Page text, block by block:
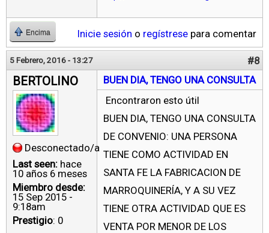
Encima Inicie sesión o regístrese para comentar
5 Febrero, 2016 - 13:27 #8
BERTOLINO
Desconectado/a
Last seen: hace
10 años 6 meses
Miembro desde:
15 Sep 2015 -
9:18am
Prestigio: 0
BUEN DIA, TENGO UNA CONSULTA
Encontraron esto útil
BUEN DIA, TENGO UNA CONSULTA
DE CONVENIO: UNA PERSONA
TIENE COMO ACTIVIDAD EN
SANTA FE LA FABRICACION DE
MARROQUINERÍA, Y A SU VEZ
TIENE OTRA ACTIVIDAD QUE ES
VENTA POR MENOR DE LOS